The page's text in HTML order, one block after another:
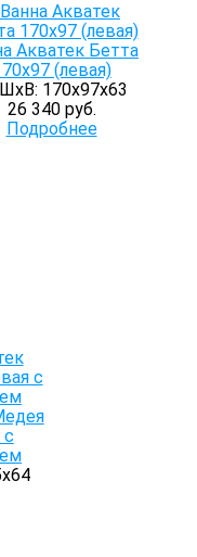
Акватек Бетта
(левая)
170х97х63
26 340 руб.
Подробнее
с